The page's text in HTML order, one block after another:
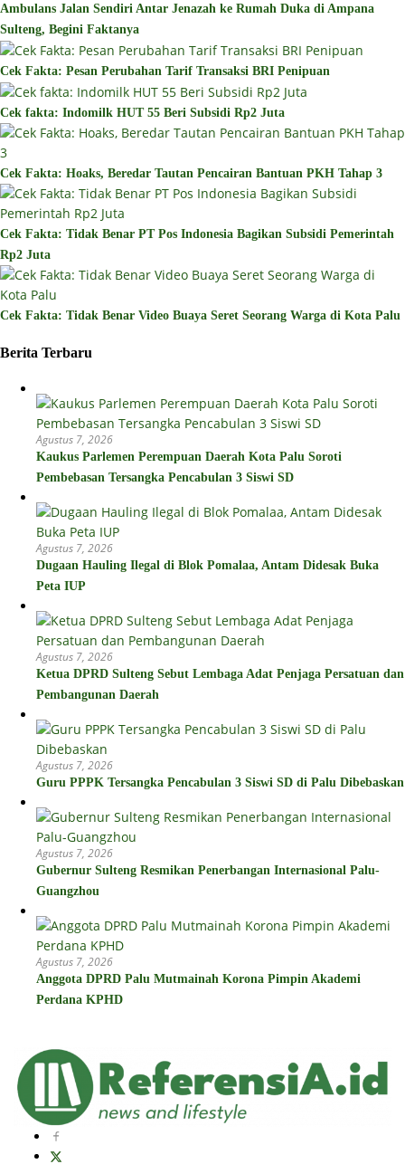
Ambulans Jalan Sendiri Antar Jenazah ke Rumah Duka di Ampana
Sulteng, Begini Faktanya
Cek Fakta: Pesan Perubahan Tarif Transaksi BRI Penipuan
Cek fakta: Indomilk HUT 55 Beri Subsidi Rp2 Juta
Cek Fakta: Hoaks, Beredar Tautan Pencairan Bantuan PKH Tahap 3
Cek Fakta: Tidak Benar PT Pos Indonesia Bagikan Subsidi Pemerintah
Rp2 Juta
Cek Fakta: Tidak Benar Video Buaya Seret Seorang Warga di Kota Palu
Berita Terbaru
Agustus 7, 2026
Kaukus Parlemen Perempuan Daerah Kota Palu Soroti
Pembebasan Tersangka Pencabulan 3 Siswi SD
Agustus 7, 2026
Dugaan Hauling Ilegal di Blok Pomalaa, Antam Didesak Buka
Peta IUP
Agustus 7, 2026
Ketua DPRD Sulteng Sebut Lembaga Adat Penjaga Persatuan dan
Pembangunan Daerah
Agustus 7, 2026
Guru PPPK Tersangka Pencabulan 3 Siswi SD di Palu Dibebaskan
Agustus 7, 2026
Gubernur Sulteng Resmikan Penerbangan Internasional Palu-
Guangzhou
Agustus 7, 2026
Anggota DPRD Palu Mutmainah Korona Pimpin Akademi
Perdana KPHD